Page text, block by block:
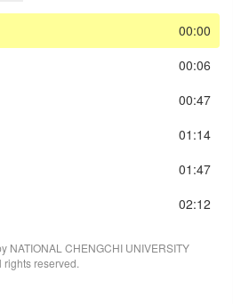
00:00
00:06
00:47
01:14
01:47
02:12
NATIONAL CHENGCHI UNIVERSITY
rights reserved.